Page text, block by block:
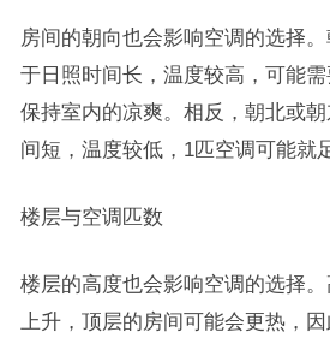
房间的朝向也会影响空调的选择
于日照时间长，温度较高，可能
保持室内的凉爽。相反，朝北或
间短，温度较低，1匹空调可能就
楼层与空调匹数
楼层的高度也会影响空调的选择
上升，顶层的房间可能会更热，